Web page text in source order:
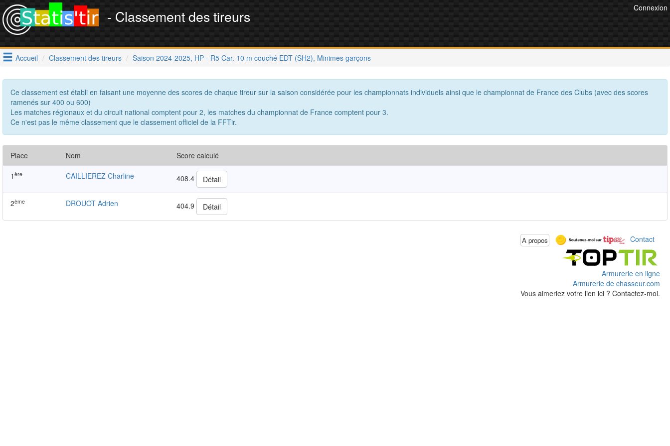
Connexion
- Classement des tireurs
Accueil Classement des tireurs Saison 2024-2025, HP - R5 Car. 10 m couché EDT (SH2), Minimes garçons
Ce classement est établi en faisant une moyenne des scores de chaque tireur sur la saison considérée pour les championnats individuels ainsi que le championnat de France des Clubs (avec des scores
ramenés sur 400 ou 600)
Les matches régionaux et du circuit national comptent pour 2, les matches du championnat de France comptent pour 3.
Ce n'est pas le même classement que le classement officiel de la FFTir.
Place Nom Score calculé
1 ère CAILLIEREZ Charline 408.4 Détail
2ème DROUOT Adrien 404.9 Détail
A propos Contact
Armurerie en ligne
Armurerie de chasseur.com
Vous aimeriez votre lien ici ? Contactez-moi.